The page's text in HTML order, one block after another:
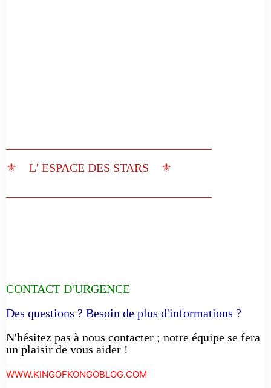
⚜️ L' ESPACE DES STARS ⚜️
CONTACT D'URGENCE
Des questions ? Besoin de plus d'informations ?
N'hésitez pas à nous contacter ; notre équipe se fera
un plaisir de vous aider !
WWW.KINGOFKONGOBLOG.COM